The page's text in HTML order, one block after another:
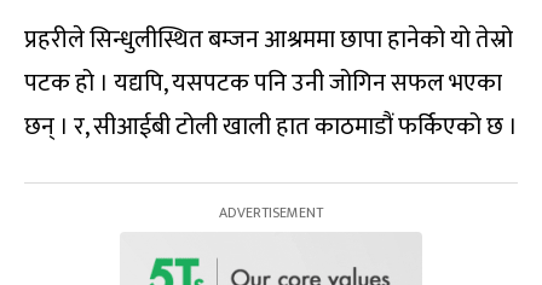
प्रहरीले सिन्धुलीस्थित बम्जन आश्रममा छापा हानेको यो तेस्रो
पटक हो । यद्यपि, यसपटक पनि उनी जोगिन सफल भएका
छन् । र, सीआईबी टोली खाली हात काठमाडौं फर्किएको छ ।